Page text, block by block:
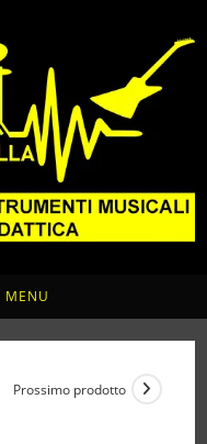
MENU
Prossimo prodotto